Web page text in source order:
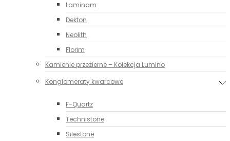
Laminam
Dekton
Neolith
Florim
Kamienie przezierne – Kolekcja Lumino
Konglomeraty kwarcowe
F-Quartz
Technistone
Silestone